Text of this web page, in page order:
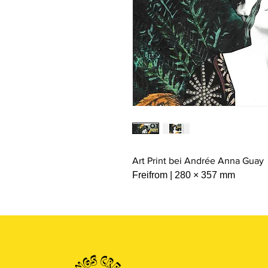
Art Print bei Andrée Anna Guay
Freifrom | 280 × 357 mm